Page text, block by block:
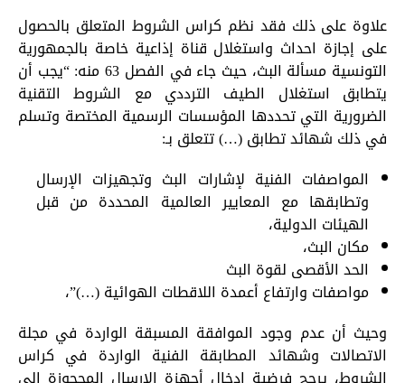
علاوة على ذلك فقد نظم كراس الشروط المتعلق بالحصول
على إجازة احداث واستغلال قناة إذاعية خاصة بالجمهورية
التونسية مسألة البث، حيث جاء في الفصل 63 منه: “يجب أن
يتطابق استغلال الطيف الترددي مع الشروط التقنية
الضرورية التي تحددها المؤسسات الرسمية المختصة وتسلم
في ذلك شهائد تطابق (…) تتعلق بـ:
المواصفات الفنية لإشارات البث وتجهيزات الإرسال
وتطابقها مع المعايير العالمية المحددة من قبل
الهيئات الدولية،
مكان البث،
الحد الأقصى لقوة البث
مواصفات وارتفاع أعمدة اللاقطات الهوائية (…)”،
وحيث أن عدم وجود الموافقة المسبقة الواردة في مجلة
الاتصالات وشهائد المطابقة الفنية الواردة في كراس